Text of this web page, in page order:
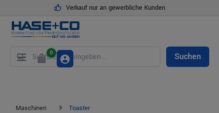
Verkauf nur an gewerbliche Kunden
Suchen
0
Maschinen Toaster